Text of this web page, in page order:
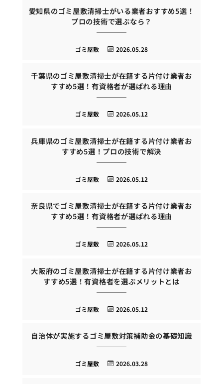
愛知県のゴミ屋敷清掃士がいる業者おすすめ5選！
プロの技術で選ぶなら？
2026.05.28
ゴミ屋敷
千葉県のゴミ屋敷清掃士が在籍する片付け業者お
すすめ5選！有資格者が選ばれる理由
2026.05.12
ゴミ屋敷
兵庫県のゴミ屋敷清掃士が在籍する片付け業者お
すすめ5選！プロの技術で解決
2026.05.12
ゴミ屋敷
奈良県でゴミ屋敷清掃士が在籍する片付け業者お
すすめ5選！有資格者が選ばれる理由
2026.05.12
ゴミ屋敷
大阪府のゴミ屋敷清掃士が在籍する片付け業者お
すすめ5選！有資格者を選ぶメリットとは
2026.05.12
ゴミ屋敷
自治体が実施するゴミ屋敷対策補助金の基礎知識
2026.03.28
ゴミ屋敷